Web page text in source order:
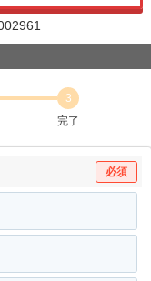
3
完了
必須